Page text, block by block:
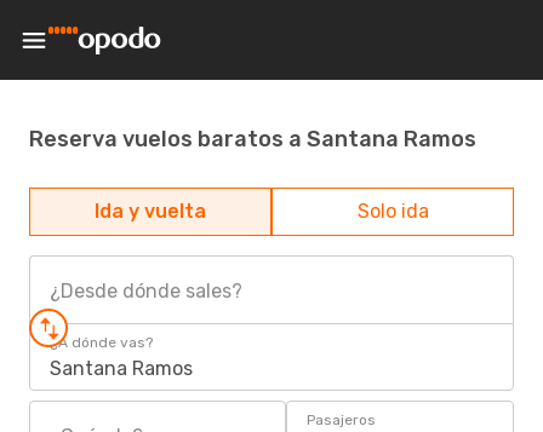
Reserva vuelos baratos a Santana Ramos
Ida y vuelta Solo ida
¿Desde dónde sales?
¿A dónde vas?
Santana Ramos
Pasajeros